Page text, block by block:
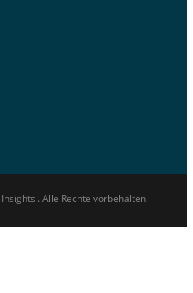
. Alle Rechte vorbehalten